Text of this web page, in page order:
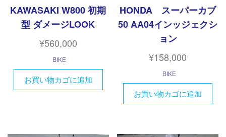
KAWASAKI W800 初期
型 ダメージLOOK
¥560,000
BIKE
お買い物カゴに追加
HONDA スーパーカブ
50 AA04インッジェクシ
ョン
¥158,000
BIKE
お買い物カゴに追加